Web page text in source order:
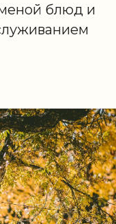
блюд и